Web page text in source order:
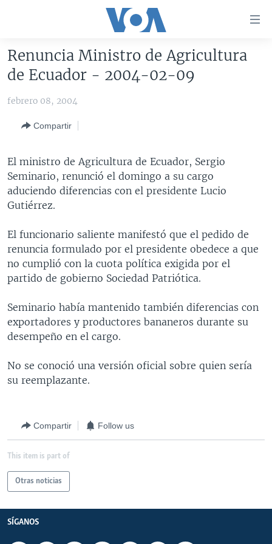
accesibilidad
Salte
contenido
Salte
principal
Salte
búsqueda
AMÉRICA DEL NORTE
MÉXICO
HAITÍ
ELECCIONES EEUU
VOTO DIVIDIDO
VOA VERIFICA
VOA VERIFICA UCRANIA/RUSIA
VOA VERIFICA AMÉRICA LATINA
AMÉRICA LATINA
BOLIVIA
COLOMBIA
PERÚ
ECUADOR
VENEZUELA
BRASIL
CENTROAMÉRICA
COSTA RICA
GUATEMALA
HONDURAS
NICARAGUA
OTRAS SECCIONES
LIBERTAD DE PRENSA
MUNDO
ECONOMÍA
ENTRETENIMIENTO Y CULTURA
TECNOLOGÍA
CIENCIA Y SALUD
LIBERTAD DE PRENSA
UCRANIA
MULTIMEDIA
VIDEOS
FOTOGRAFÍA
PROGRAMAS TV
EL MUNDO AL DÍA
VISIÓN 360
RADIO
AUDIONOTICIAS
FORO [RADIO]
DEPORTIVO INTERNACIONAL
ENTRETENIMIENTO
DOCUMENTALES DE LA VOA
Idiomas
Renuncia Ministro de Agricultura
de Ecuador - 2004-02-09
febrero 08, 2004
Compartir
El ministro de Agricultura de Ecuador, Sergio
Seminario, renunció el domingo a su cargo
aduciendo diferencias con el presidente Lucio
Gutiérrez.
El funcionario saliente manifestó que el pedido de
renuncia formulado por el presidente obedece a que
no cumplió con la cuota política exigida por el
partido de gobierno Sociedad Patriótica.
Seminario había mantenido también diferencias con
exportadores y productores bananeros durante su
desempeño en el cargo.
No se conoció una versión oficial sobre quien sería
su reemplazante.
Compartir Follow us
This item is part of
Otras noticias
SÍGANOS